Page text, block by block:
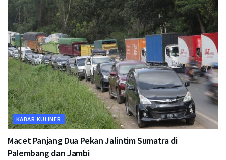
KABAR KULINER
Macet Panjang Dua Pekan Jalintim Sumatra di
Palembang dan Jambi